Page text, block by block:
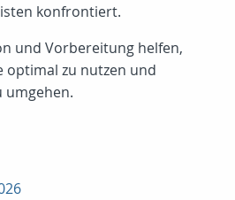
konfrontiert.
und Vorbereitung helfen,
optimal zu nutzen und
umgehen.